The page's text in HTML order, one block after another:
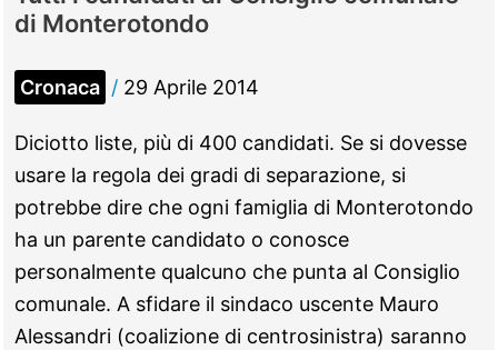
Il
primo
maggio
riapre
il
Santuario
della
Santissima
Trinità
di Monterotondo
Cronaca / 29 Aprile 2014
Diciotto liste, più di 400 candidati. Se si dovesse
usare la regola dei gradi di separazione, si
potrebbe dire che ogni famiglia di Monterotondo
ha un parente candidato o conosce
personalmente qualcuno che punta al Consiglio
comunale. A sfidare il sindaco uscente Mauro
Alessandri (coalizione di centrosinistra) saranno